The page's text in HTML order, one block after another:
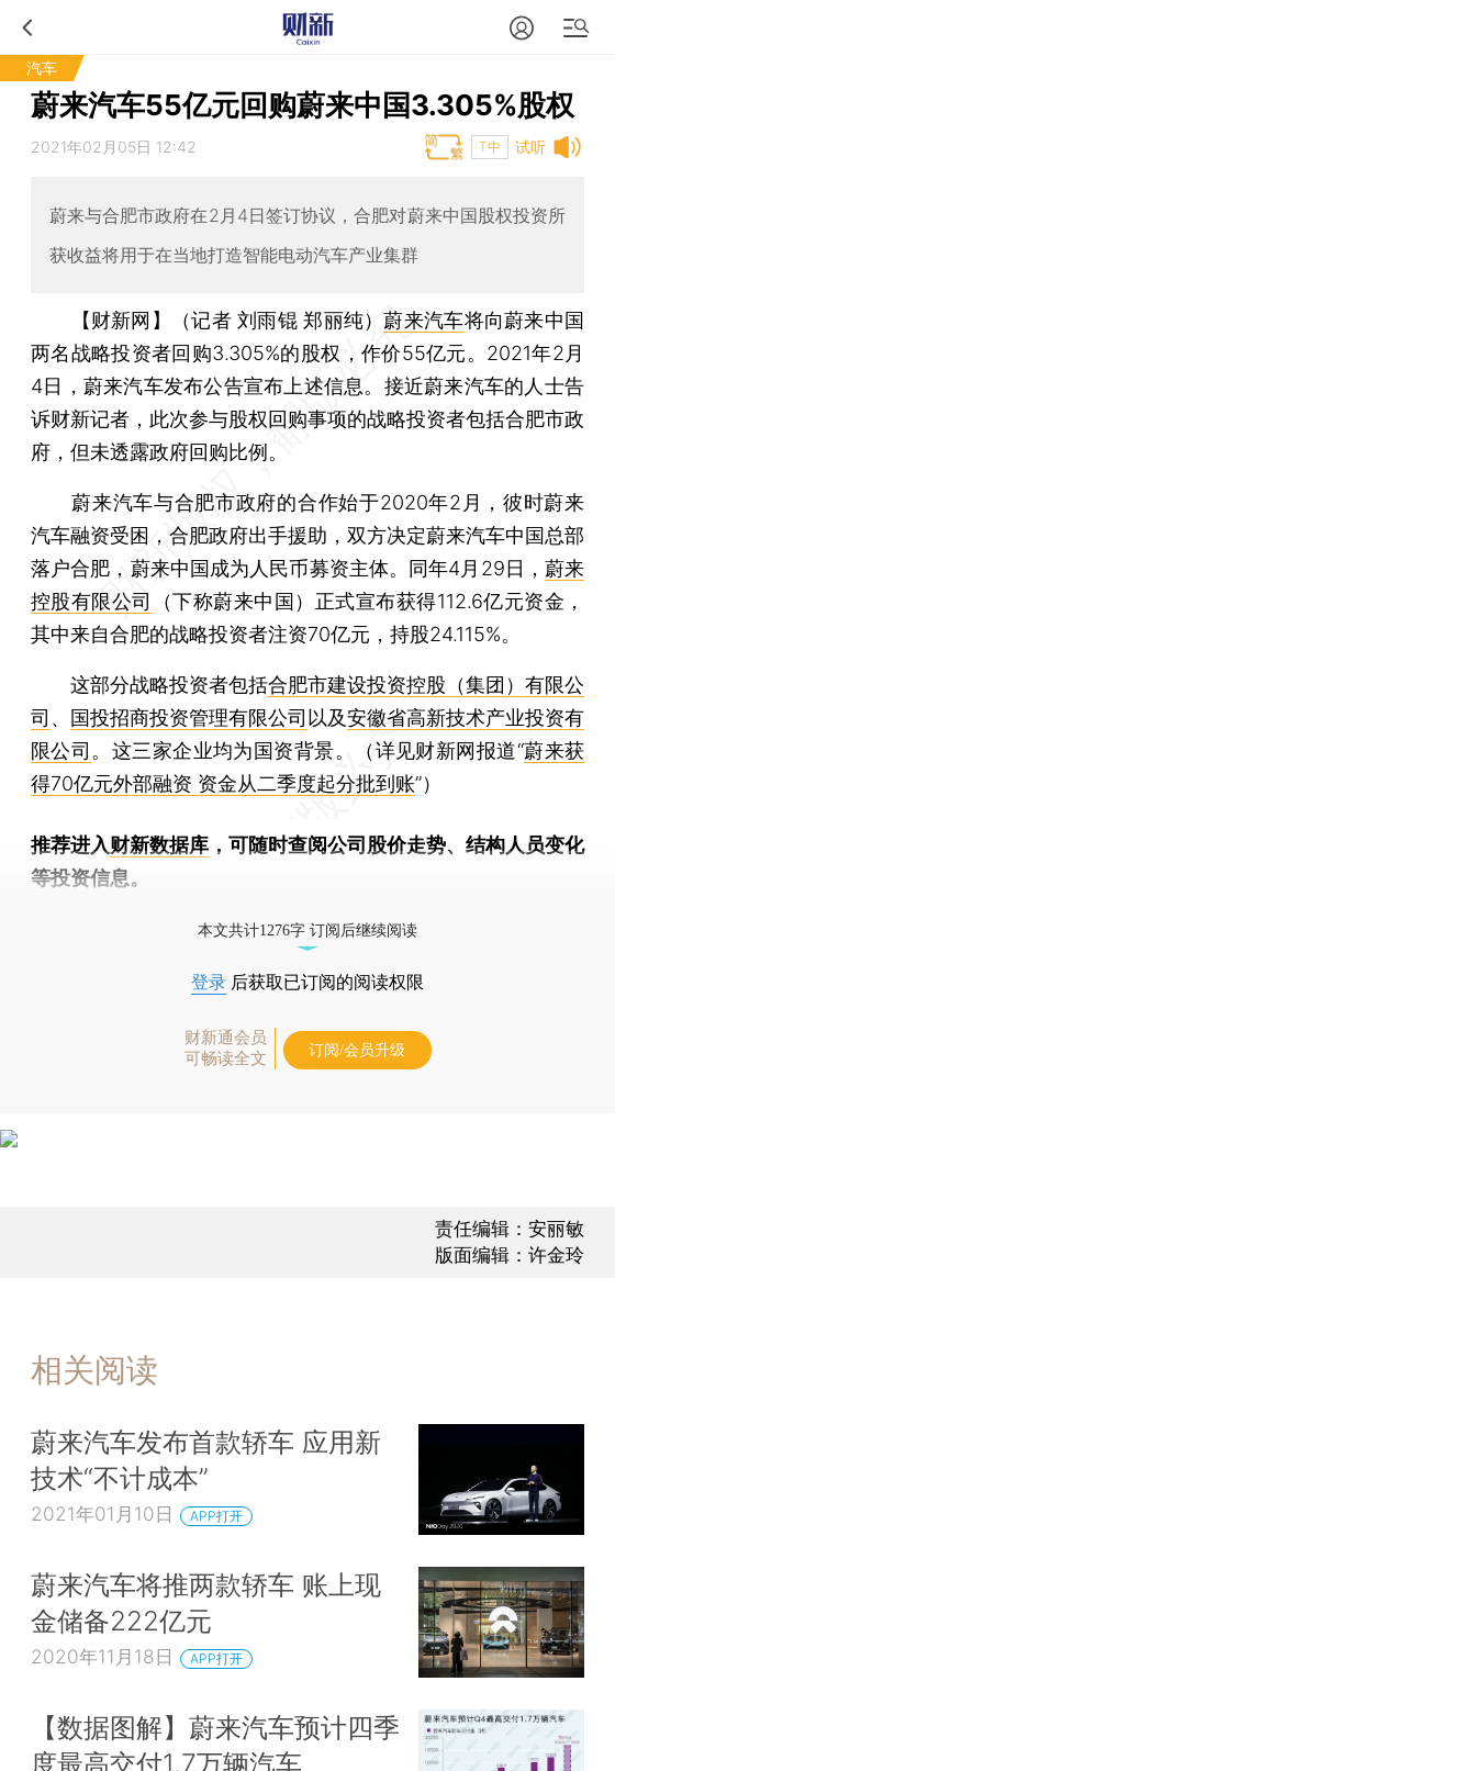
汽车
蔚来汽车55亿元回购蔚来中国3.305%股权
试听
2021年02月05日 12:42 T中
蔚来与合肥市政府在2月4日签订协议，合肥对蔚来中国股权投资所
获收益将用于在当地打造智能电动汽车产业集群
【财新网】（记者 刘雨锟 郑丽纯）蔚来汽车将向蔚来中国
两名战略投资者回购3.305%的股权，作价55亿元。2021年2月
4日，蔚来汽车发布公告宣布上述信息。接近蔚来汽车的人士告
诉财新记者，此次参与股权回购事项的战略投资者包括合肥市政
府，但未透露政府回购比例。
蔚来汽车与合肥市政府的合作始于2020年2月，彼时蔚来
汽车融资受困，合肥政府出手援助，双方决定蔚来汽车中国总部
落户合肥，蔚来中国成为人民币募资主体。同年4月29日， 蔚来
控股有限公司
（下称蔚来中国）正式宣布获得112.6亿元资金，
其中来自合肥的战略投资者注资70亿元，持股24.115%。
这部分战略投资者包括合肥市建设投资控股（集团）有限公
司 、 国投招商投资管理有限公司以及安徽省高新技术产业投资有
限公司 。这三家企业均为国资背景。（详见财新网报道“蔚来获
得70亿元外部融资 资金从二季度起分批到账”）
推荐进入财新数据库 ，可随时查阅公司股价走势、结构人员变化
等投资信息。
本文共计1276字 订阅后继续阅读
登录 后获取已订阅的阅读权限
财新通会员
可畅读全文
订阅/会员升级
责任编辑：安丽敏
版面编辑：许金玲
相关阅读
蔚来汽车发布首款轿车 应用新
技术“不计成本”
2021年01月10日 APP打开
蔚来汽车将推两款轿车 账上现
金储备222亿元
2020年11月18日 APP打开
【数据图解】蔚来汽车预计四季
度最高交付1.7万辆汽车